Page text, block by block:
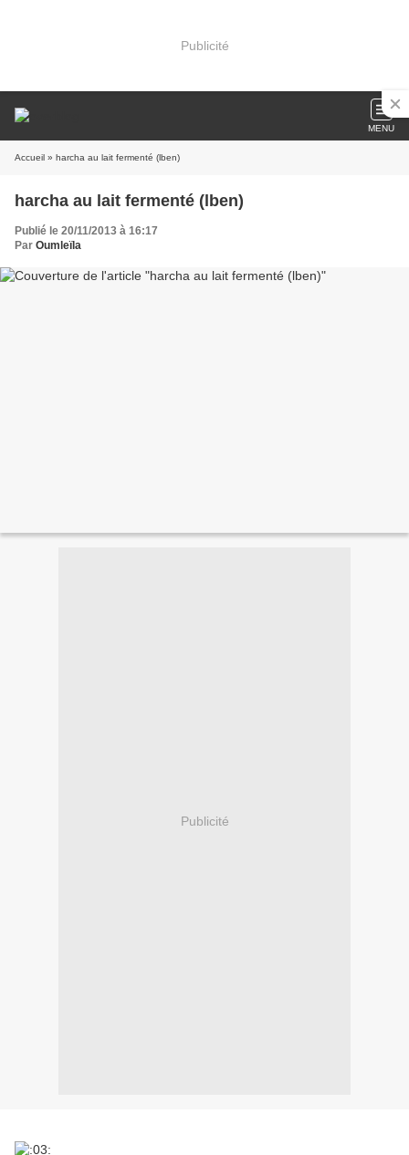
Publicité
MENU
Accueil » harcha au lait fermenté (lben)
harcha au lait fermenté (lben)
Publié le 20/11/2013 à 16:17
Par Oumleïla
Publicité